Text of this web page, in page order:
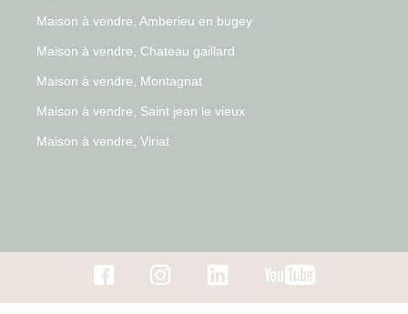
Maison à vendre, Amberieu en bugey
Maison à vendre, Chateau gaillard
Maison à vendre, Montagnat
Maison à vendre, Saint jean le vieux
Maison à vendre, Viriat